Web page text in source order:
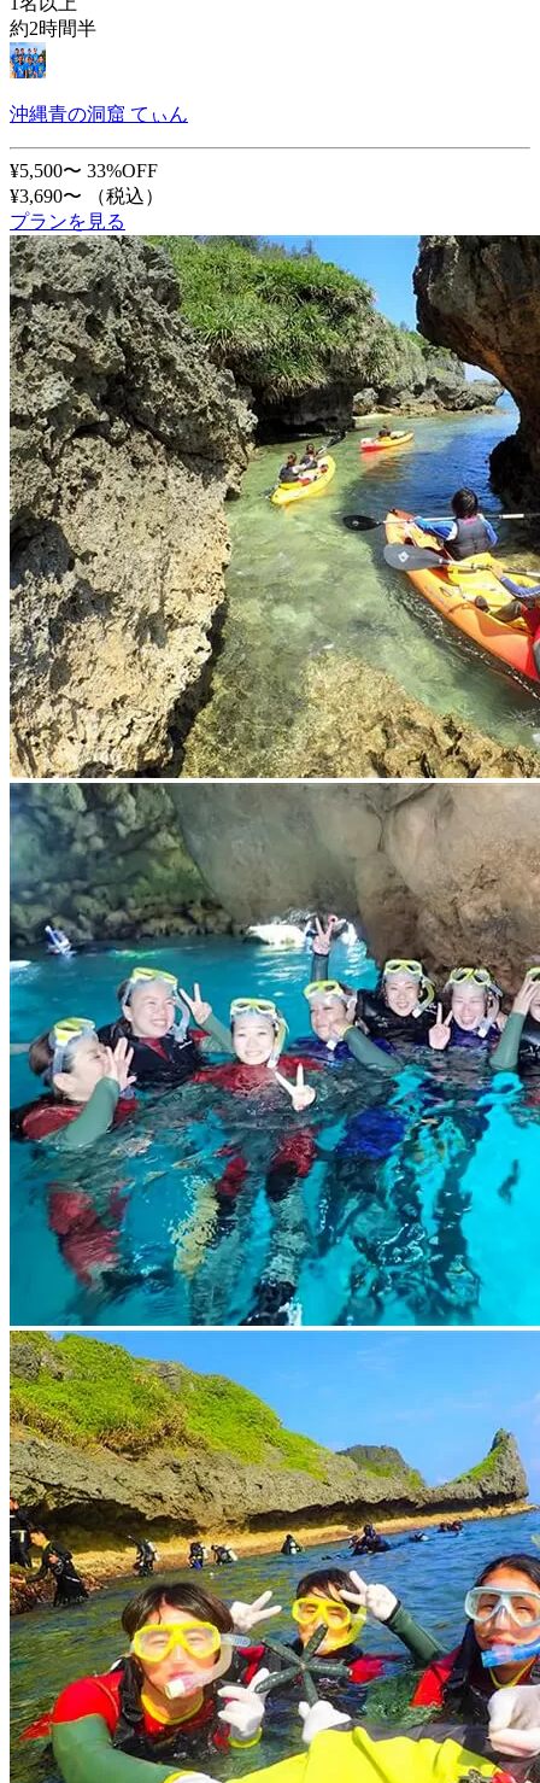
約2時間半
沖縄青の洞窟 てぃん
¥5,500〜 33%OFF
¥3,690〜
（税込）
プランを見る